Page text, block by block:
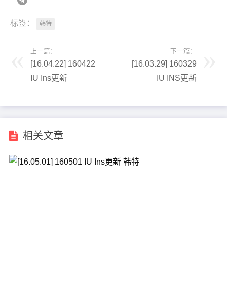
标签： 韩特
上一篇：
[16.04.22] 160422
IU Ins更新
下一篇：
[16.03.29] 160329
IU INS更新
相关文章